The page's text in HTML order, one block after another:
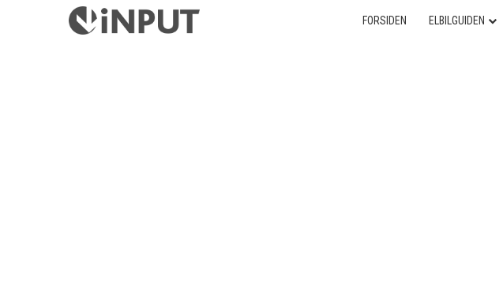
FORSIDEN ELBILGUIDEN